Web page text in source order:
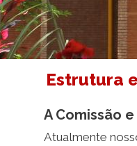
Estrutura
A Comissão
Atualmente